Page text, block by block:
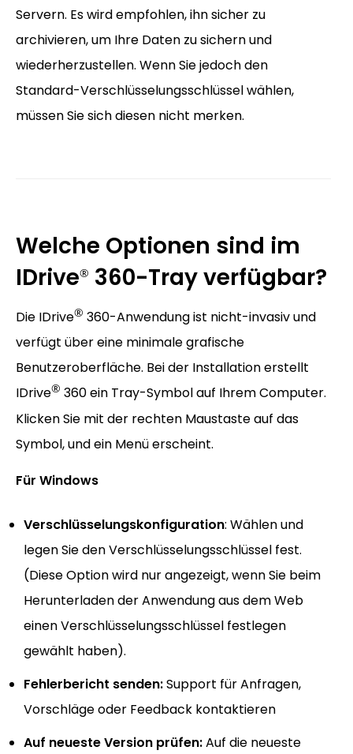
Servern. Es wird empfohlen, ihn sicher zu
archivieren, um Ihre Daten zu sichern und
wiederherzustellen. Wenn Sie jedoch den
Standard-Verschlüsselungsschlüssel wählen,
müssen Sie sich diesen nicht merken.
Welche Optionen sind im
IDrive® 360-Tray verfügbar?
Die IDrive® 360-Anwendung ist nicht-invasiv und
verfügt über eine minimale grafische
Benutzeroberfläche. Bei der Installation erstellt
IDrive® 360 ein Tray-Symbol auf Ihrem Computer.
Klicken Sie mit der rechten Maustaste auf das
Symbol, und ein Menü erscheint.
Für Windows
Verschlüsselungskonfiguration: Wählen und
legen Sie den Verschlüsselungsschlüssel fest.
(Diese Option wird nur angezeigt, wenn Sie beim
Herunterladen der Anwendung aus dem Web
einen Verschlüsselungsschlüssel festlegen
gewählt haben).
Fehlerbericht senden:Support für Anfragen,
Vorschläge oder Feedback kontaktieren
Auf neueste Version prüfen:Auf die neueste